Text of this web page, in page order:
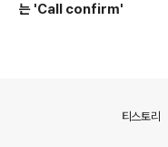
는 'Call confirm'
티스토리